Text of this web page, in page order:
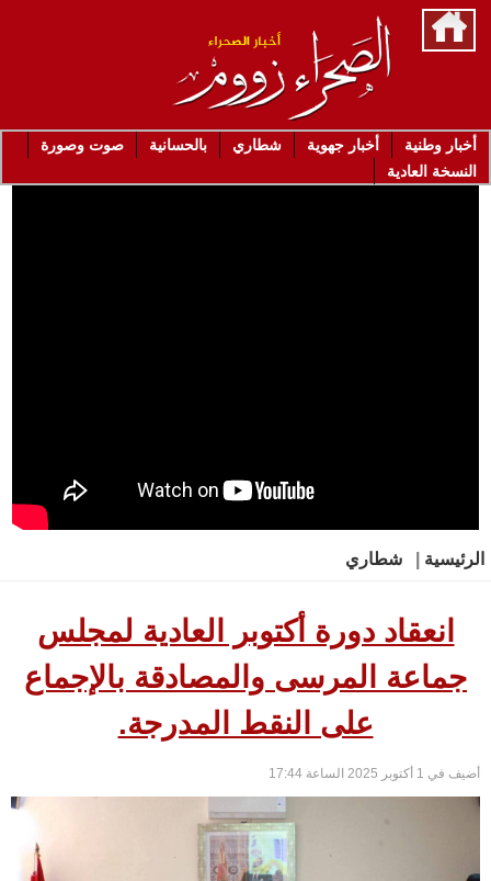
أخبار وطنية أخبار جهوية شطاري بالحسانية
صوت وصورة
النسخة العادية
الرئيسية شطاري
انعقاد دورة أكتوبر العادية لمجلس
جماعة المرسى والمصادقة بالإجماع
على النقط المدرجة.
أضيف في 1 أكتوبر 2025 الساعة 17:44